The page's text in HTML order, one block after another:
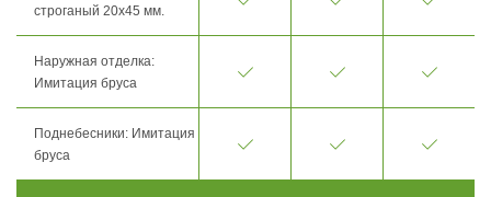
строганый 20х45 мм.
Наружная отделка:
Имитация бруса
Поднебесники: Имитация
бруса